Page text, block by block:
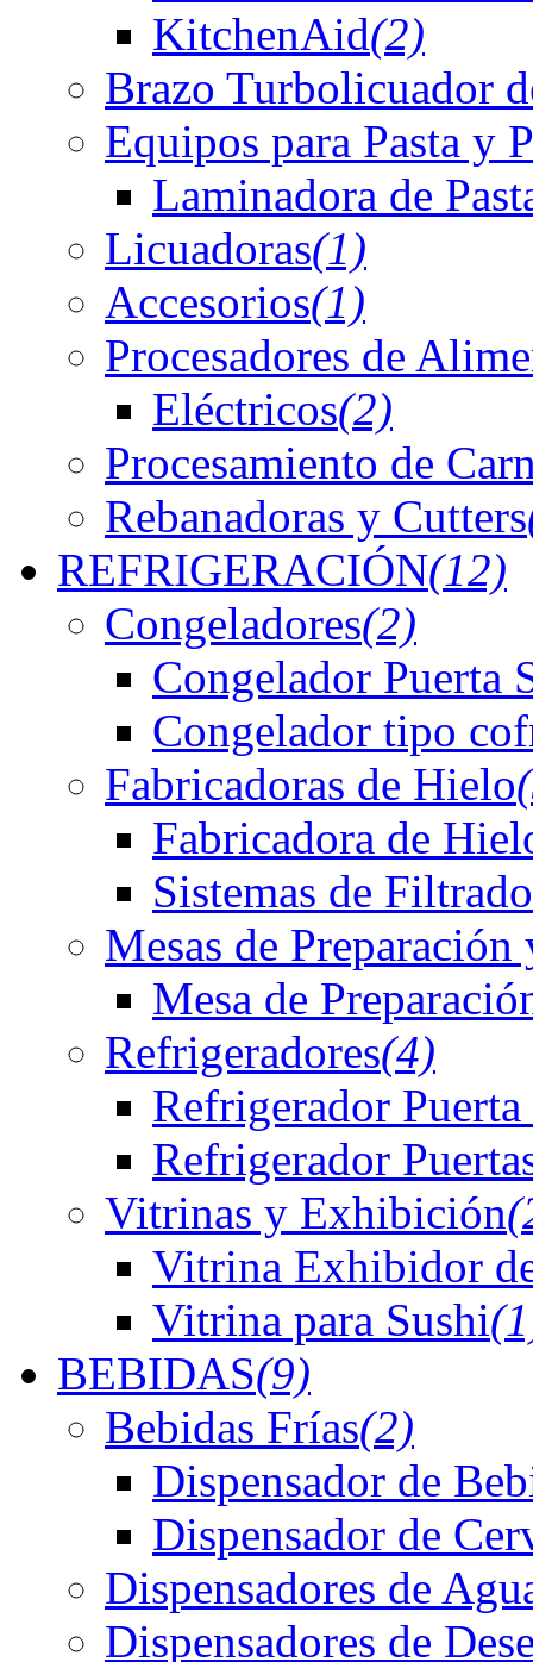
KitchenAid(2)
Brazo Turbolicuador
Equipos para Pasta y
Laminadora de
Licuadoras(1)
Accesorios(1)
Procesadores de
Eléctricos(2)
Procesamiento de
Rebanadoras y Cutters
REFRIGERACIÓN(12)
Congeladores(2)
Congelador Puerta
Congelador tipo
Fabricadoras de Hielo
Fabricadora de
Sistemas de Filtrado
Mesas de
Mesa de
Refrigeradores(4)
Refrigerador
Refrigerador
Vitrinas y Exhibición
Vitrina Exhibidor
Vitrina para Sushi
BEBIDAS(9)
Bebidas Frías(2)
Dispensador de
Dispensador de
Dispensadores de
Dispensadores de